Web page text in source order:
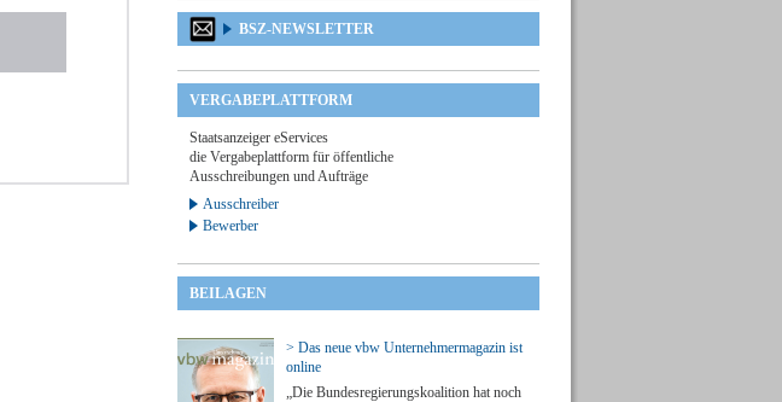
BSZ-NEWSLETTER
VERGABEPLATTFORM
Staatsanzeiger eServices
die Vergabeplattform für öffentliche
Ausschreibungen und Aufträge
Ausschreiber
Bewerber
BEILAGEN
> Das neue vbw Unternehmermagazin ist
online
„Die Bundesregierungskoalition hat noch